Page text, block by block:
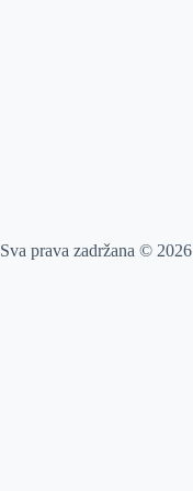
Sva prava zadržana ©